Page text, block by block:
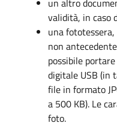
validità, in caso
una
non
possibile
digitale USB (in
file in formato
a 500 KB). Le
foto.